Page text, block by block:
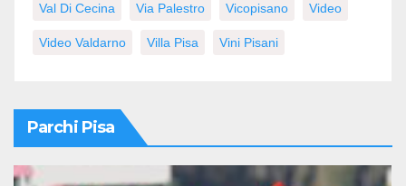
Val Di Cecina Via Palestro Vicopisano Video
Video Valdarno Villa Pisa Vini Pisani
Parchi Pisa